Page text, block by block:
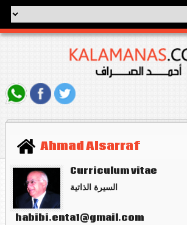
Ahmad Alsarraf
Curriculum vitae
السيرة الذاتية
habibi.enta1@gmail.com